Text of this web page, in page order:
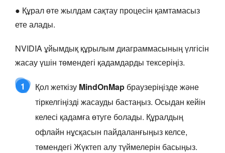
● Құрал өте жылдам сақтау процесін қамтамасыз
ете алады.
NVIDIA ұйымдық құрылым диаграммасының үлгісін
жасау үшін төмендегі қадамдарды тексеріңіз.
1 Қол жеткізу MindOnMap браузеріңізде және
тіркелгіңізді жасауды бастаңыз. Осыдан кейін
келесі қадамға өтуге болады. Құралдың
офлайн нұсқасын пайдаланғыңыз келсе,
төмендегі Жүктеп алу түймелерін басыңыз.